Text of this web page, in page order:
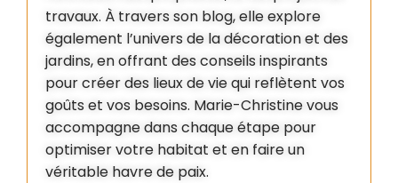
travaux. À travers son blog, elle explore
également l’univers de la décoration et des
jardins, en offrant des conseils inspirants
pour créer des lieux de vie qui reflètent vos
goûts et vos besoins. Marie-Christine vous
accompagne dans chaque étape pour
optimiser votre habitat et en faire un
véritable havre de paix.